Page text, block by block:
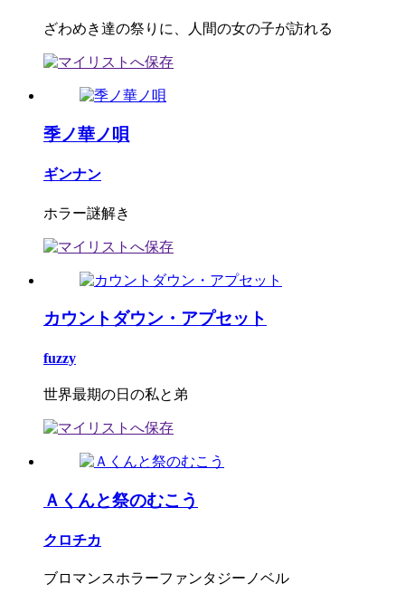
ざわめき達の祭りに、人間の女の子が訪れる
季ノ華ノ唄
ギンナン
ホラー謎解き
カウントダウン・アプセット
fuzzy
世界最期の日の私と弟
Ａくんと祭のむこう
クロチカ
ブロマンスホラーファンタジーノベル